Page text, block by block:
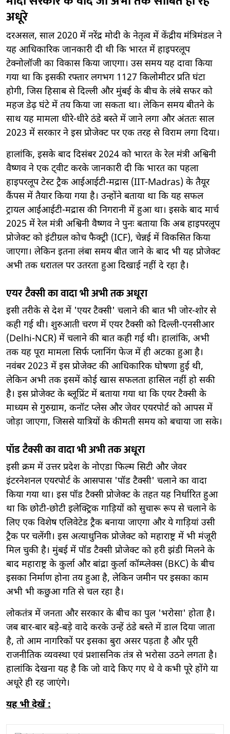
अधूरे
दरअसल, साल 2020 में नरेंद्र मोदी के नेतृत्व में केंद्रीय मंत्रिमंडल ने
यह आधिकारिक जानकारी दी थी कि भारत में हाइपरलूप
टेक्नोलॉजी का विकास किया जाएगा। उस समय यह दावा किया
गया था कि इसकी रफ्तार लगभग 1127 किलोमीटर प्रति घंटा
होगी, जिस हिसाब से दिल्ली और मुंबई के बीच के लंबे सफर को
महज डेढ़ घंटे में तय किया जा सकता था। लेकिन समय बीतने के
साथ यह मामला धीरे-धीरे ठंडे बस्ते में जाने लगा और अंततः साल
2023 में सरकार ने इस प्रोजेक्ट पर एक तरह से विराम लगा दिया।
हालांकि, इसके बाद दिसंबर 2024 को भारत के रेल मंत्री अश्विनी
वैष्णव ने एक ट्वीट करके जानकारी दी कि भारत का पहला
हाइपरलूप टेस्ट ट्रैक आईआईटी-मद्रास (IIT-Madras) के तैयूर
कैंपस में तैयार किया गया है। उन्होंने बताया था कि यह सफल
ट्रायल आईआईटी-मद्रास की निगरानी में हुआ था। इसके बाद मार्च
2025 में रेल मंत्री अश्विनी वैष्णव ने पुनः बताया कि अब हाइपरलूप
प्रोजेक्ट को इंटीग्रल कोच फैक्ट्री (ICF), चेन्नई में विकसित किया
जाएगा। लेकिन इतना लंबा समय बीत जाने के बाद भी यह प्रोजेक्ट
अभी तक धरातल पर उतरता हुआ दिखाई नहीं दे रहा है।
एयर टैक्सी का वादा भी अभी तक अधूरा
इसी तरीके से देश में 'एयर टैक्सी' चलाने की बात भी जोर-शोर से
कही गई थी। शुरुआती चरण में एयर टैक्सी को दिल्ली-एनसीआर
(Delhi-NCR) में चलाने की बात कही गई थी। हालांकि, अभी
तक यह पूरा मामला सिर्फ प्लानिंग फेज में ही अटका हुआ है।
नवंबर 2023 में इस प्रोजेक्ट की आधिकारिक घोषणा हुई थी,
लेकिन अभी तक इसमें कोई खास सफलता हासिल नहीं हो सकी
है। इस प्रोजेक्ट के ब्लूप्रिंट में बताया गया था कि एयर टैक्सी के
माध्यम से गुरुग्राम, कनॉट प्लेस और जेवर एयरपोर्ट को आपस में
जोड़ा जाएगा, जिससे यात्रियों के कीमती समय को बचाया जा सके।
पॉड टैक्सी का वादा भी अभी तक अधूरा
इसी क्रम में उत्तर प्रदेश के नोएडा फिल्म सिटी और जेवर
इंटरनेशनल एयरपोर्ट के आसपास 'पॉड टैक्सी' चलाने का वादा
किया गया था। इस पॉड टैक्सी प्रोजेक्ट के तहत यह निर्धारित हुआ
था कि छोटी-छोटी इलेक्ट्रिक गाड़ियों को सुचारू रूप से चलाने के
लिए एक विशेष एलिवेटेड ट्रैक बनाया जाएगा और ये गाड़ियां उसी
ट्रैक पर चलेंगी। इस अत्याधुनिक प्रोजेक्ट को महाराष्ट्र में भी मंजूरी
मिल चुकी है। मुंबई में पॉड टैक्सी प्रोजेक्ट को हरी झंडी मिलने के
बाद महाराष्ट्र के कुर्ला और बांद्रा कुर्ला कॉम्प्लेक्स (BKC) के बीच
इसका निर्माण होना तय हुआ है, लेकिन जमीन पर इसका काम
अभी भी कछुआ गति से चल रहा है।
लोकतंत्र में जनता और सरकार के बीच का पुल 'भरोसा' होता है।
जब बार-बार बड़े-बड़े वादे करके उन्हें ठंडे बस्ते में डाल दिया जाता
है, तो आम नागरिकों पर इसका बुरा असर पड़ता है और पूरी
राजनीतिक व्यवस्था एवं प्रशासनिक तंत्र से भरोसा उठने लगता है।
हालांकि देखना यह है कि जो वादे किए गए थे वे कभी पूरे होंगे या
अधूरे ही रह जाएंगे।
यह भी देखें :